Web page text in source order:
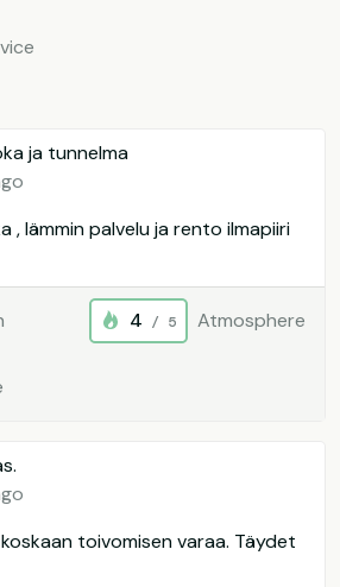
ja tunnelma
, lämmin palvelu ja rento ilmapiiri
4 / 5 Atmosphere
toivomisen varaa. Täydet